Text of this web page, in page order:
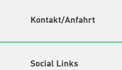
Kontakt/Anfahrt
in der Heinrich-Böll-Stiftung
Social Links